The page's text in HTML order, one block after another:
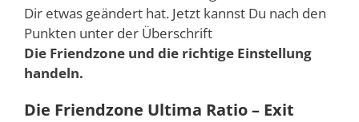
Dir etwas geändert hat. Jetzt kannst Du nach den
Punkten unter der Überschrift
Die Friendzone und die richtige Einstellung
handeln.
Die Friendzone Ultima Ratio – Exit